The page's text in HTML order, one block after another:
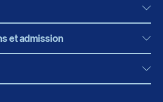
et admission
admission